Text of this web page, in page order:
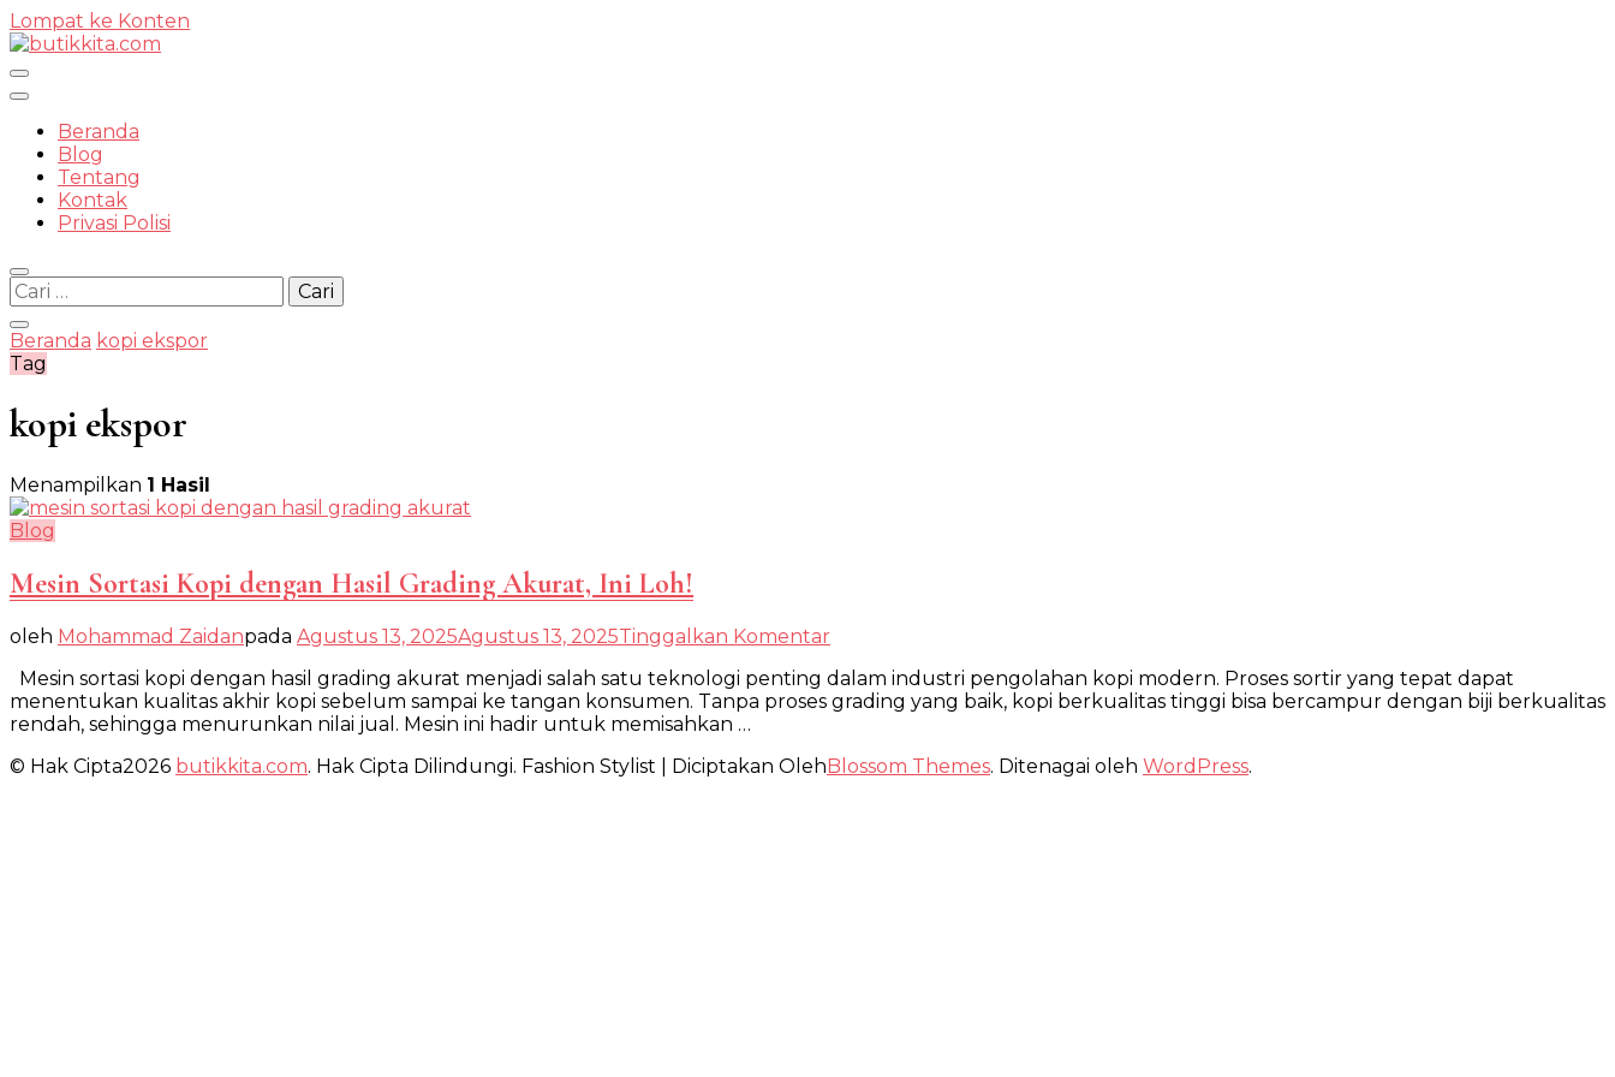
Lompat ke Konten
butikkita.com
Beranda
Blog
Tentang
Kontak
Privasi Polisi
Cari
untuk:
Beranda kopi ekspor
Tag
kopi ekspor
Menampilkan 1 Hasil
Blog
Mesin Sortasi Kopi dengan Hasil Grading Akurat, Ini Loh!
oleh Mohammad Zaidanpada Agustus 13, 2025Agustus 13, 2025Tinggalkan Komentar
Sortasi
Kopi
Grading
Mesin sortasi kopi dengan hasil grading akurat menjadi salah satu teknologi penting dalam industri pengolahan kopi modern. Proses sortir yang tepat dapat
menentukan kualitas akhir kopi sebelum sampai ke tangan konsumen. Tanpa proses grading yang baik, kopi berkualitas tinggi bisa bercampur dengan biji berkualitas
rendah, sehingga menurunkan nilai jual. Mesin ini hadir untuk memisahkan …
© Hak Cipta2026 butikkita.com. Hak Cipta Dilindungi. Fashion Stylist | Diciptakan OlehBlossom Themes. Ditenagai oleh WordPress.